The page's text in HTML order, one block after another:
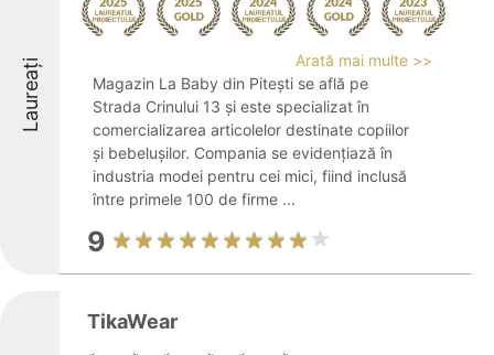
Laureați
Arată mai multe >>
Magazin La Baby din Pitești se află pe
Strada Crinului 13 și este specializat în
comercializarea articolelor destinate copiilor
și bebelușilor. Compania se evidențiază în
industria modei pentru cei mici, fiind inclusă
între primele 100 de firme ...
9
TikaWear